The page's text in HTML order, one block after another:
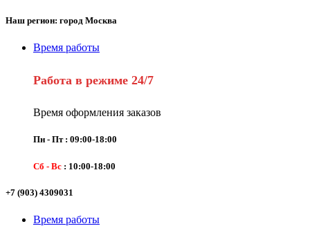
Наш регион: город Москва
Время работы
Работа в режиме 24/7
Время оформления заказов
Пн - Пт : 09:00-18:00
Сб - Вс : 10:00-18:00
+7 (903) 4309031
Время работы